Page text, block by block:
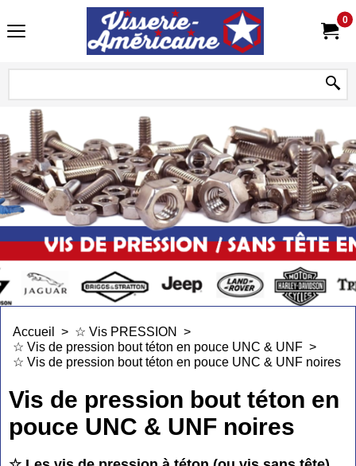
0
Accueil > ☆ Vis PRESSION
>
☆ Vis de pression bout téton en pouce UNC & UNF >
☆ Vis de pression bout téton en pouce UNC & UNF noires
Vis de pression bout téton en
pouce UNC & UNF noires